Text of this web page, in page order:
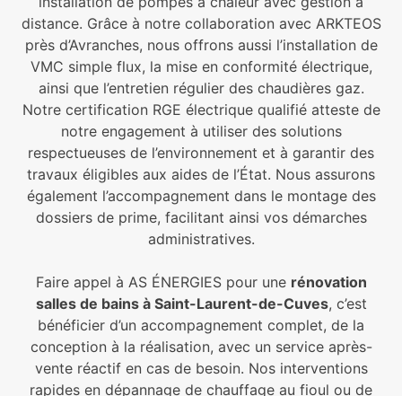
distance. Grâce à notre collaboration avec ARKTEOS
près d’Avranches, nous offrons aussi l’installation de
VMC simple flux, la mise en conformité électrique,
ainsi que l’entretien régulier des chaudières gaz.
Notre certification RGE électrique qualifié atteste de
notre engagement à utiliser des solutions
respectueuses de l’environnement et à garantir des
travaux éligibles aux aides de l’État. Nous assurons
également l’accompagnement dans le montage des
dossiers de prime, facilitant ainsi vos démarches
administratives.
Faire appel à AS ÉNERGIES pour une rénovation
salles de bains à Saint-Laurent-de-Cuves, c’est
bénéficier d’un accompagnement complet, de la
conception à la réalisation, avec un service après-
vente réactif en cas de besoin. Nos interventions
rapides en dépannage de chauffage au fioul ou de